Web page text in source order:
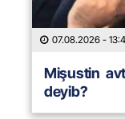
07.08.2026 -
Mişustin
deyib?